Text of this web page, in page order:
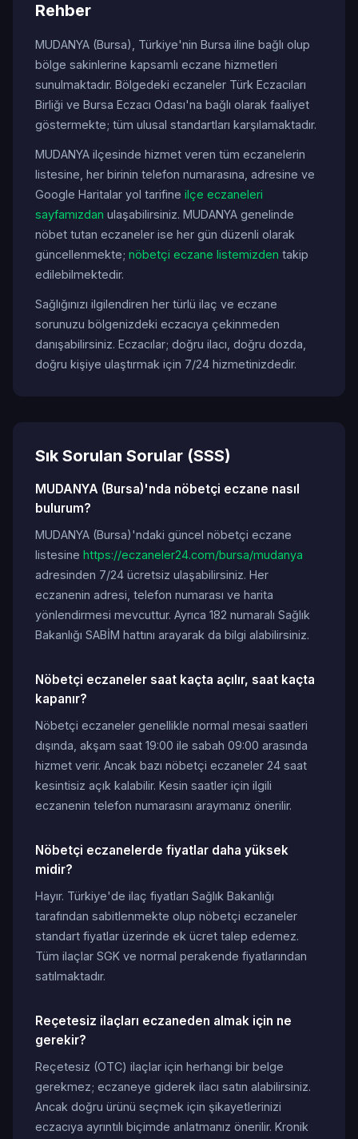
Rehber
MUDANYA (Bursa), Türkiye'nin Bursa iline bağlı olup
bölge sakinlerine kapsamlı eczane hizmetleri
sunulmaktadır. Bölgedeki eczaneler Türk Eczacıları
Birliği ve Bursa Eczacı Odası'na bağlı olarak faaliyet
göstermekte; tüm ulusal standartları karşılamaktadır.
MUDANYA ilçesinde hizmet veren tüm eczanelerin
listesine, her birinin telefon numarasına, adresine ve
Google Haritalar yol tarifine ilçe eczaneleri
sayfamızdan ulaşabilirsiniz. MUDANYA genelinde
nöbet tutan eczaneler ise her gün düzenli olarak
güncellenmekte; nöbetçi eczane listemizden takip
edilebilmektedir.
Sağlığınızı ilgilendiren her türlü ilaç ve eczane
sorunuzu bölgenizdeki eczacıya çekinmeden
danışabilirsiniz. Eczacılar; doğru ilacı, doğru dozda,
doğru kişiye ulaştırmak için 7/24 hizmetinizdedir.
Sık Sorulan Sorular (SSS)
MUDANYA (Bursa)'nda nöbetçi eczane nasıl
bulurum?
MUDANYA (Bursa)'ndaki güncel nöbetçi eczane
listesine https://eczaneler24.com/bursa/mudanya
adresinden 7/24 ücretsiz ulaşabilirsiniz. Her
eczanenin adresi, telefon numarası ve harita
yönlendirmesi mevcuttur. Ayrıca 182 numaralı Sağlık
Bakanlığı SABİM hattını arayarak da bilgi alabilirsiniz.
Nöbetçi eczaneler saat kaçta açılır, saat kaçta
kapanır?
Nöbetçi eczaneler genellikle normal mesai saatleri
dışında, akşam saat 19:00 ile sabah 09:00 arasında
hizmet verir. Ancak bazı nöbetçi eczaneler 24 saat
kesintisiz açık kalabilir. Kesin saatler için ilgili
eczanenin telefon numarasını araymanız önerilir.
Nöbetçi eczanelerde fiyatlar daha yüksek
midir?
Hayır. Türkiye'de ilaç fiyatları Sağlık Bakanlığı
tarafından sabitlenmekte olup nöbetçi eczaneler
standart fiyatlar üzerinde ek ücret talep edemez.
Tüm ilaçlar SGK ve normal perakende fiyatlarından
satılmaktadır.
Reçetesiz ilaçları eczaneden almak için ne
gerekir?
Reçetesiz (OTC) ilaçlar için herhangi bir belge
gerekmez; eczaneye giderek ilacı satın alabilirsiniz.
Ancak doğru ürünü seçmek için şikayetlerinizi
eczacıya ayrıntılı biçimde anlatmanız önerilir. Kronik